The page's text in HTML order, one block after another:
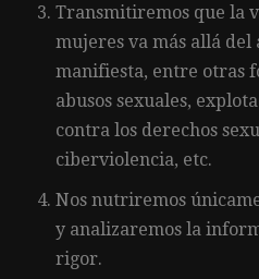
Transmitiremos que la
mujeres va más allá del
manifiesta, entre otras
abusos sexuales,
contra los derechos
ciberviolencia, etc.
Nos nutriremos
y analizaremos la
rigor.